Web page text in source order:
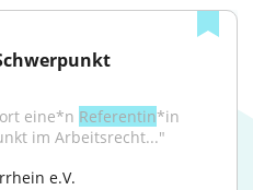
eine*n Referentin*in
im Arbeitsrecht..."
e.V.